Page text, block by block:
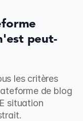
peut-
les critères
de blog
situation